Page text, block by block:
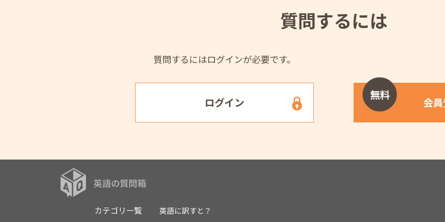
質問するには
質問するにはログインが必要です。
ログイン
無料
会
カテゴリ一覧
英語に訳すと？